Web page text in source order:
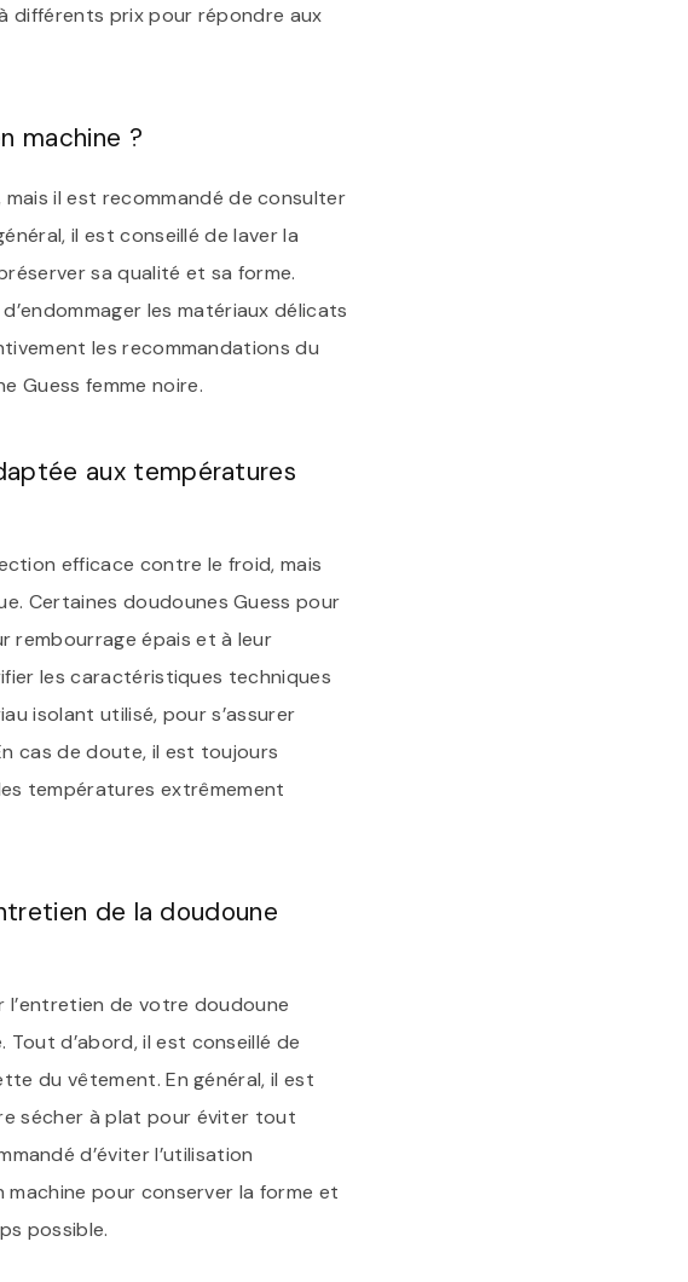
différents prix pour répondre aux
machine ?
il est recommandé de consulter
il est conseillé de laver la
sa qualité et sa forme.
les matériaux délicats
les recommandations du
Guess femme noire.
aux températures
efficace contre le froid, mais
Certaines doudounes Guess pour
rembourrage épais et à leur
les caractéristiques techniques
isolant utilisé, pour s’assurer
cas de doute, il est toujours
températures extrêmement
de la doudoune
de votre doudoune
d’abord, il est conseillé de
du vêtement. En général, il est
sécher à plat pour éviter tout
d’éviter l’utilisation
machine pour conserver la forme et
possible.